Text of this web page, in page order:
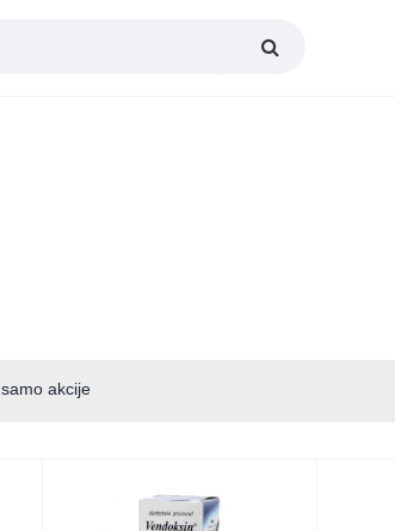
akcije